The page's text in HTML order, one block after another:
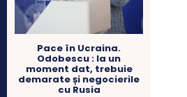
Pace în Ucraina.
Odobescu : la un
moment dat, trebuie
demarate și negocierile
cu Rusia